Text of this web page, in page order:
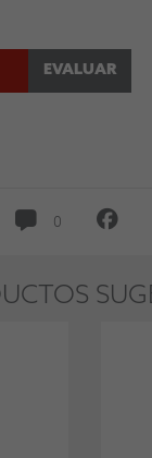
EVALUAR
0